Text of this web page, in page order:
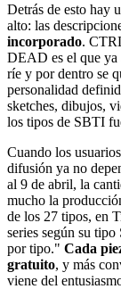
Detrás de esto hay
alto: las
incorporado.
DEAD es el que ya
ríe y por dentro se
personalidad
sketches, dibujos,
los tipos de SBTI
Cuando los
difusión ya no
al 9 de abril, la
mucho la
de los 27 tipos, en
series según su
por tipo." Cada
gratuito, y más
viene del